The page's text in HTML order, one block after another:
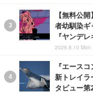
【無料公
者幼馴染ギ
『ヤンデ
2026.8.10 Mon
『エース
新トレイラ
タビュー第